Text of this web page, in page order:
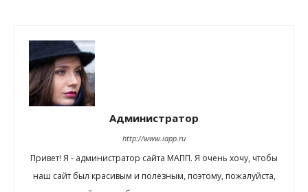
Администратор
http://www.iapp.ru
Привет! Я - администратор сайта МАПП. Я очень хочу, чтобы
наш сайт был красивым и полезным, поэтому, пожалуйста,